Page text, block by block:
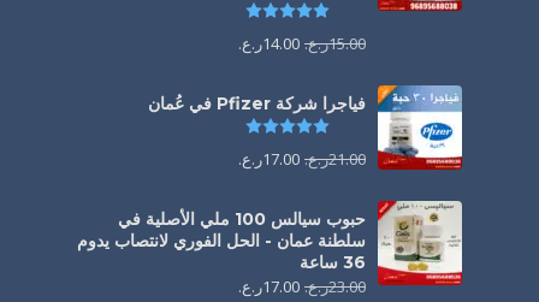
15.00ر.ع. 14.00ر.ع.
فياجرا شركة Pfizer في عُمان
21.00ر.ع. 17.00ر.ع.
حبوب سيالس 100 ملي الأصلية في
سلطنة عمان - الحل الفوري لانتصاب يدوم
36 ساعة
23.00ر.ع. 17.00ر.ع.